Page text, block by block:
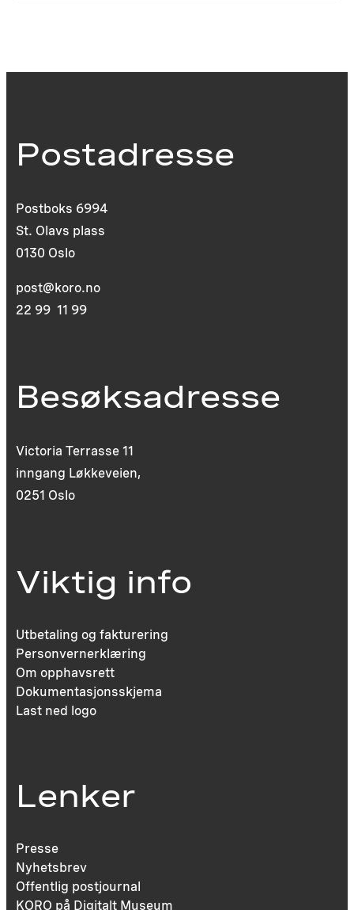
Postadresse
Postboks 6994
St. Olavs plass
0130 Oslo
post@koro.no
22 99 11 99
Besøksadresse
Victoria Terrasse 11
inngang Løkkeveien,
0251 Oslo
Viktig info
Utbetaling og fakturering
Personvernerklæring
Om opphavsrett
Dokumentasjonsskjema
Last ned logo
Lenker
Presse
Nyhetsbrev
Offentlig postjournal
KORO på Digitalt Museum